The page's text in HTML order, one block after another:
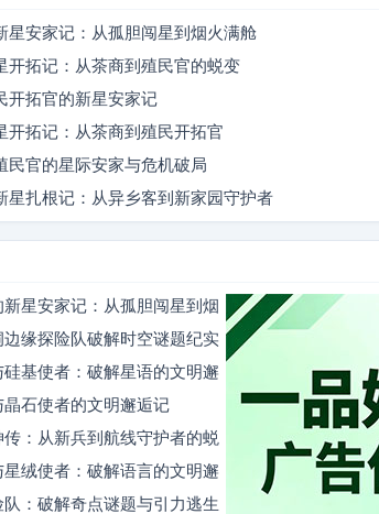
星安家记：从孤胆闯星到烟火满舱
开拓记：从茶商到殖民官的蜕变
开拓官的新星安家记
开拓记：从茶商到殖民开拓官
民官的星际安家与危机破局
星扎根记：从异乡客到新家园守护者
星安家记：从孤胆闯星到烟
缘探险队破解时空谜题纪实
基使者：破解星语的文明邂
石使者的文明邂逅记
：从新兵到航线守护者的蜕
绒使者：破解语言的文明邂
：破解奇点谜题与引力逃生